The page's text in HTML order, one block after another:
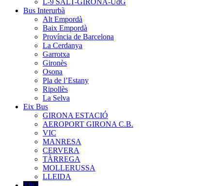
Bus Interurbà
Alt Empordà
Baix Empordà
Província de Barcelona
La Cerdanya
Garrotxa
Gironès
Osona
Pla de l’Estany
Ripollès
La Selva
Eix Bus
GIRONA ESTACIÓ
AEROPORT GIRONA C.B.
VIC
MANRESA
CERVERA
TÀRREGA
MOLLERUSSA
LLEIDA